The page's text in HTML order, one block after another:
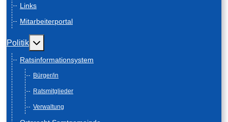
Links
Mitarbeiterportal
Politik Weitere Informationen: Politik
Ratsinformationsystem
Bürger/in
Ratsmitglieder
Verwaltung